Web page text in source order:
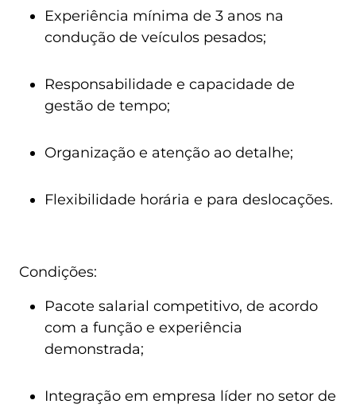
Experiência mínima de 3 anos na
condução de veículos pesados;
Responsabilidade e capacidade de
gestão de tempo;
Organização e atenção ao detalhe;
Flexibilidade horária e para deslocações.
Condições:
Pacote salarial competitivo, de acordo
com a função e experiência
demonstrada;
Integração em empresa líder no setor de